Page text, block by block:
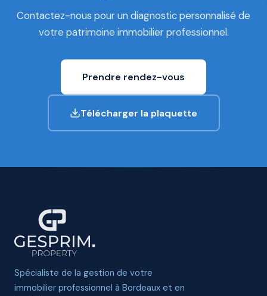
Contactez-nous pour un diagnostic personnalisé de
votre patrimoine immobilier professionnel.
Prendre rendez-vous
Télécharger la plaquette
Spécialiste de la gestion de votre
immobilier professionnel à Bordeaux et en